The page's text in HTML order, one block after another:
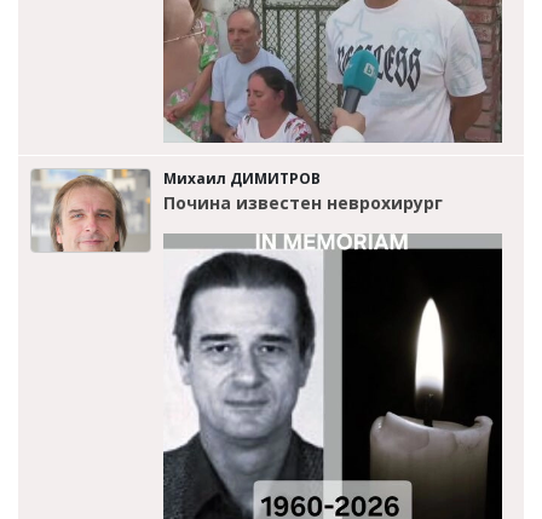
Михаил ДИМИТРОВ
Почина известен неврохирург